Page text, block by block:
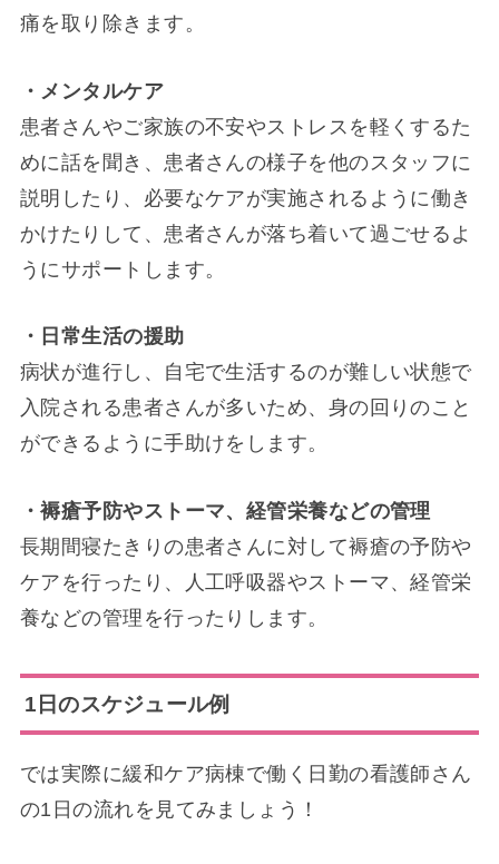
痛を取り除きます。
・メンタルケア
患者さんやご家族の不安やストレスを軽くするた
めに話を聞き、患者さんの様子を他のスタッフに
説明したり、必要なケアが実施されるように働き
かけたりして、患者さんが落ち着いて過ごせるよ
うにサポートします。
・日常生活の援助
病状が進行し、自宅で生活するのが難しい状態で
入院される患者さんが多いため、身の回りのこと
ができるように手助けをします。
・褥瘡予防やストーマ、経管栄養などの管理
長期間寝たきりの患者さんに対して褥瘡の予防や
ケアを行ったり、人工呼吸器やストーマ、経管栄
養などの管理を行ったりします。
1日のスケジュール例
では実際に緩和ケア病棟で働く日勤の看護師さん
の1日の流れを見てみましょう！